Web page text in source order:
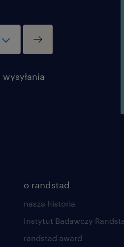
o randstad
nasza historia
Instytut Badawczy
randstad award